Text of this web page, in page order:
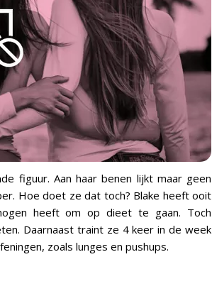
figuur. Aan haar benen lijkt maar geen
Hoe doet ze dat toch? Blake heeft ooit
heeft om op dieet te gaan. Toch
Daarnaast traint ze 4 keer in de week
zoals lunges en pushups.